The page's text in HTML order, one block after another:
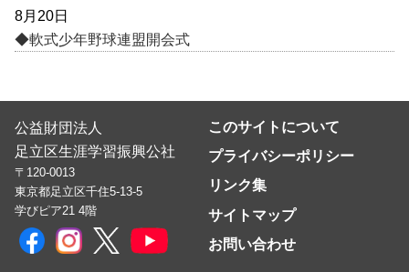
8月20日
◆軟式少年野球連盟開会式
公益財団法人
足立区生涯学習振興公社
〒120-0013
東京都足立区千住5-13-5
学びピア21 4階
このサイトについて
プライバシーポリシー
リンク集
サイトマップ
お問い合わせ